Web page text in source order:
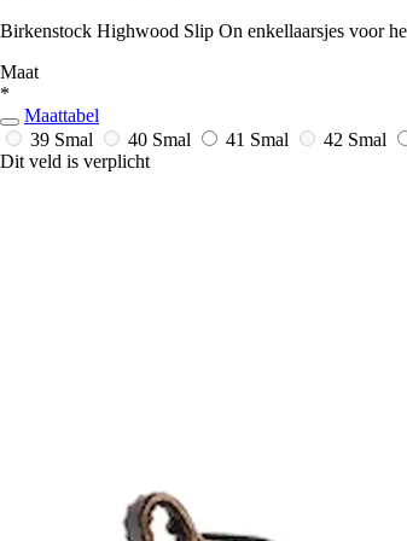
Birkenstock Highwood Slip On enkellaarsjes voor
Maat
*
Maattabel
39 Smal
40 Smal 41 Smal 42 Smal
Dit veld is verplicht